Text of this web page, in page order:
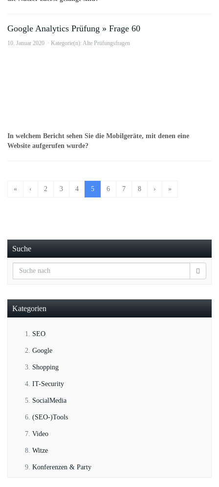
Google Analytics Prüfung » Frage 60
10. Januar 2020 Kategorie(n): Alte Prüfungsfragen
In welchem Bericht sehen Sie die Mobilgeräte, mit denen eine
Website aufgerufen wurde?
« ‹ 2 3 4 5 6 7 8 › »
Suche
Kategorien
SEO
Google
Shopping
IT-Security
SocialMedia
(SEO-)Tools
Video
Witze
Konferenzen & Party